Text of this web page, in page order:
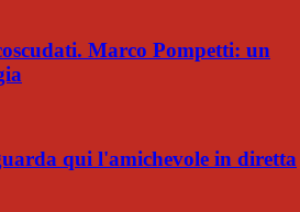
Marco Pompetti: un
qui l'amichevole in diretta